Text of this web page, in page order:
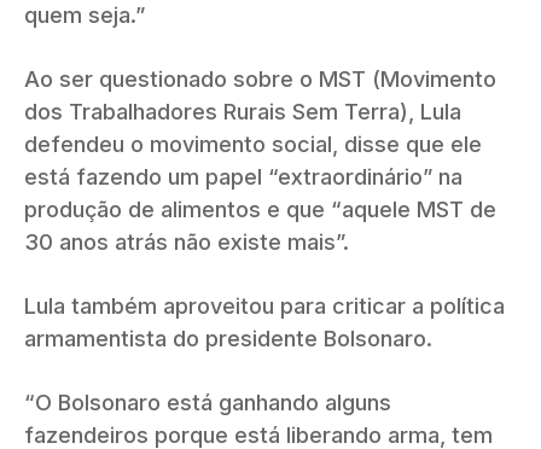
quem seja.”
Ao ser questionado sobre o MST (Movimento
dos Trabalhadores Rurais Sem Terra), Lula
defendeu o movimento social, disse que ele
está fazendo um papel “extraordinário” na
produção de alimentos e que “aquele MST de
30 anos atrás não existe mais”.
Lula também aproveitou para criticar a política
armamentista do presidente Bolsonaro.
“O Bolsonaro está ganhando alguns
fazendeiros porque está liberando arma, tem